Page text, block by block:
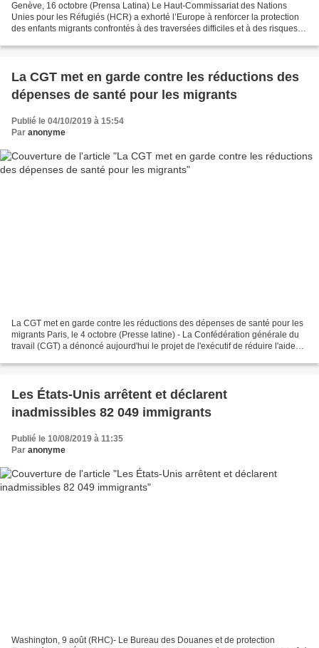
Genève, 16 octobre (Prensa Latina) Le Haut-Commissariat des Nations
Unies pour les Réfugiés (HCR) a exhorté l’Europe à renforcer la protection
des enfants migrants confrontés à des traversées difficiles et à des risques à
La CGT met en garde contre les réductions des
dépenses de santé pour les migrants
Publié le 04/10/2019 à 15:54
Par anonyme
La CGT met en garde contre les réductions des dépenses de santé pour les
migrants Paris, le 4 octobre (Presse latine) - La Confédération générale du
travail (CGT) a dénoncé aujourd'hui le projet de l'exécutif de réduire l'aide
Les États-Unis arrêtent et déclarent
inadmissibles 82 049 immigrants
Publié le 10/08/2019 à 11:35
Par anonyme
Washington, 9 août (RHC)- Le Bureau des Douanes et de protection